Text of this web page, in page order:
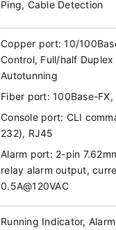
Ping, Cable Detection
Copper port: 10/
Control, Full/half
Autotunning
Fiber port: 100Base-
Console port: CLI
232), RJ45
Alarm port: 2-pin
relay alarm output,
0.5A@120VAC
Running Indicator,